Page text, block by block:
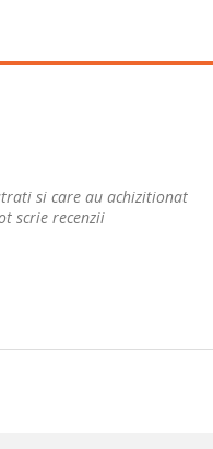
si care au achizitionat
scrie recenzii